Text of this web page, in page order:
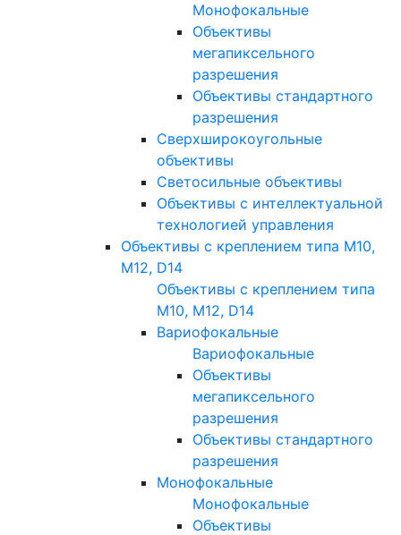
Монофокальные
Объективы
мегапиксельного
разрешения
Объективы стандартного
разрешения
Сверхширокоугольные
объективы
Светосильные объективы
Объективы с интеллектуальной
технологией управления
Объективы с креплением типа M10,
M12, D14
Объективы с креплением типа
M10, M12, D14
Вариофокальные
Вариофокальные
Объективы
мегапиксельного
разрешения
Объективы стандартного
разрешения
Монофокальные
Монофокальные
Объективы